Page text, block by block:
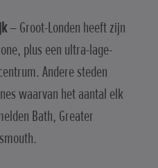
– Groot-Londen heeft zijn
plus een ultra-lage-
Andere steden
waarvan het aantal elk
Bath, Greater